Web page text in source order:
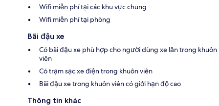
Wifi miễn phí tại các khu vực chung
Wifi miễn phí tại phòng
Bãi đậu xe
Có bãi đậu xe phù hợp cho người dùng xe lăn trong khuôn
viên
Có trạm sạc xe điện trong khuôn viên
Bãi đậu xe trong khuôn viên có giới hạn độ cao
Thông tin khác